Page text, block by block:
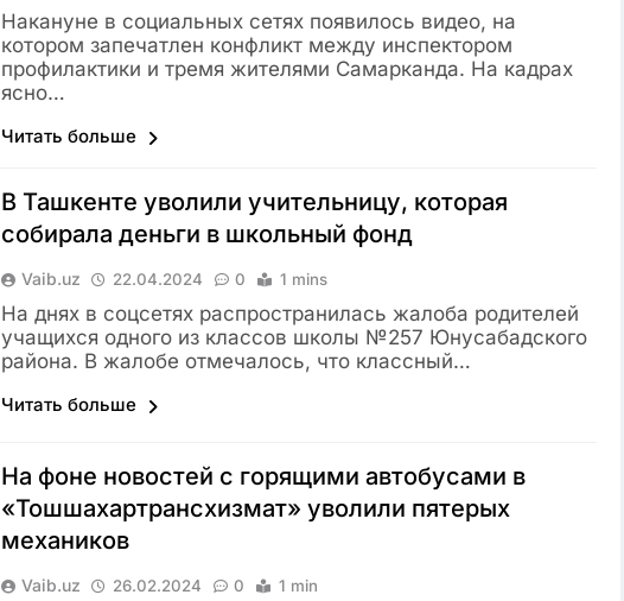
Накануне в социальных сетях появилось видео, на
котором запечатлен конфликт между инспектором
профилактики и тремя жителями Самарканда. На кадрах
ясно…
Читать больше
В Ташкенте уволили учительницу, которая
собирала деньги в школьный фонд
Vaib.uz 22.04.2024 0 1 mins
На днях в соцсетях распространилась жалоба родителей
учащихся одного из классов школы №257 Юнусабадского
района. В жалобе отмечалось, что классный…
Читать больше
На фоне новостей с горящими автобусами в
«Тошшахартрансхизмат» уволили пятерых
механиков
Vaib.uz 26.02.2024 0 1 min